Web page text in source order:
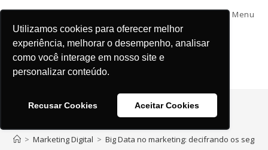
Utilizamos cookies para oferecer melhor
experiência, melhorar o desempenho, analisar
como você interage em nosso site e
personalizar conteúdo.
Recusar Cookies Aceitar Cookies
Menu
> Marketing Digital > Big Data no marketing: decifrando os